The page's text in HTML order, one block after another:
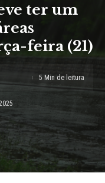
ter um
feira (21)
5 Min de leitura